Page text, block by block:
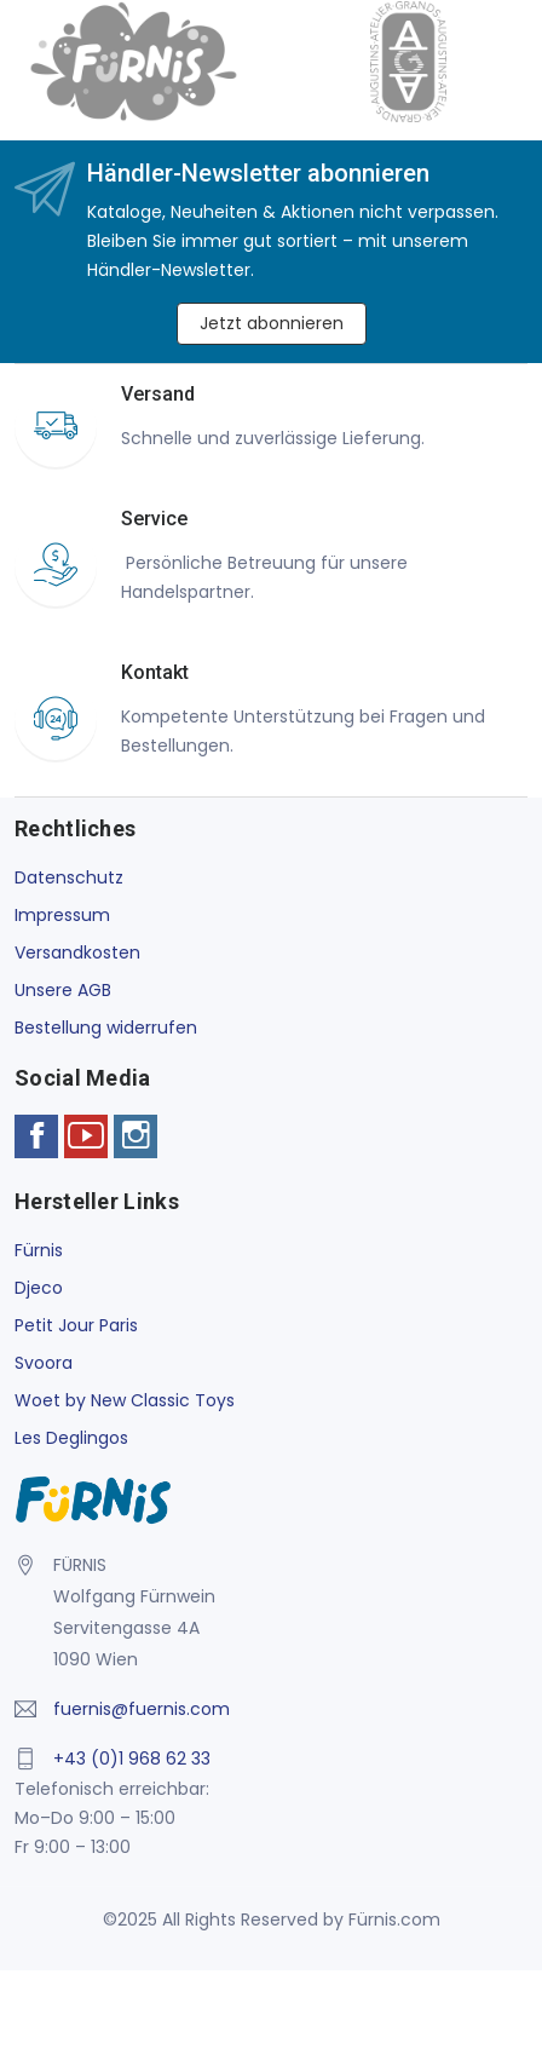
Händler-Newsletter abonnieren
Kataloge, Neuheiten & Aktionen nicht verpassen.
Bleiben Sie immer gut sortiert – mit unserem
Händler-Newsletter.
Jetzt abonnieren
Versand
Schnelle und zuverlässige Lieferung.
Service
Persönliche Betreuung für unsere
Handelspartner.
Kontakt
Kompetente Unterstützung bei Fragen und
Bestellungen.
Rechtliches
Datenschutz
Impressum
Versandkosten
Unsere AGB
Bestellung widerrufen
Social Media
Hersteller Links
Fürnis
Djeco
Petit Jour Paris
Svoora
Woet by New Classic Toys
Les Deglingos
FÜRNIS
Wolfgang Fürnwein
Servitengasse 4A
1090 Wien
fuernis@fuernis.com
+43 (0)1 968 62 33
Telefonisch erreichbar:
Mo–Do 9:00 – 15:00
Fr 9:00 – 13:00
©2025 All Rights Reserved by Fürnis.com